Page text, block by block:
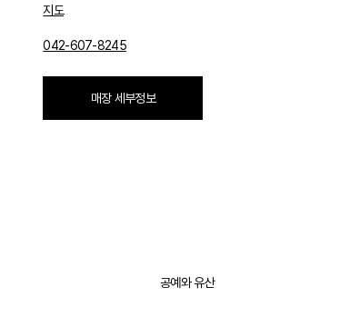
지도
042-607-8245
매장 세부정보
공예와 유산